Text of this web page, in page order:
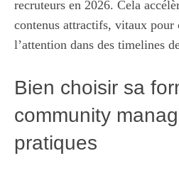
recruteurs en 2026. Cela
contenus attractifs, vitaux pour
l’attention dans des timelines
Bien choisir sa
community
pratiques